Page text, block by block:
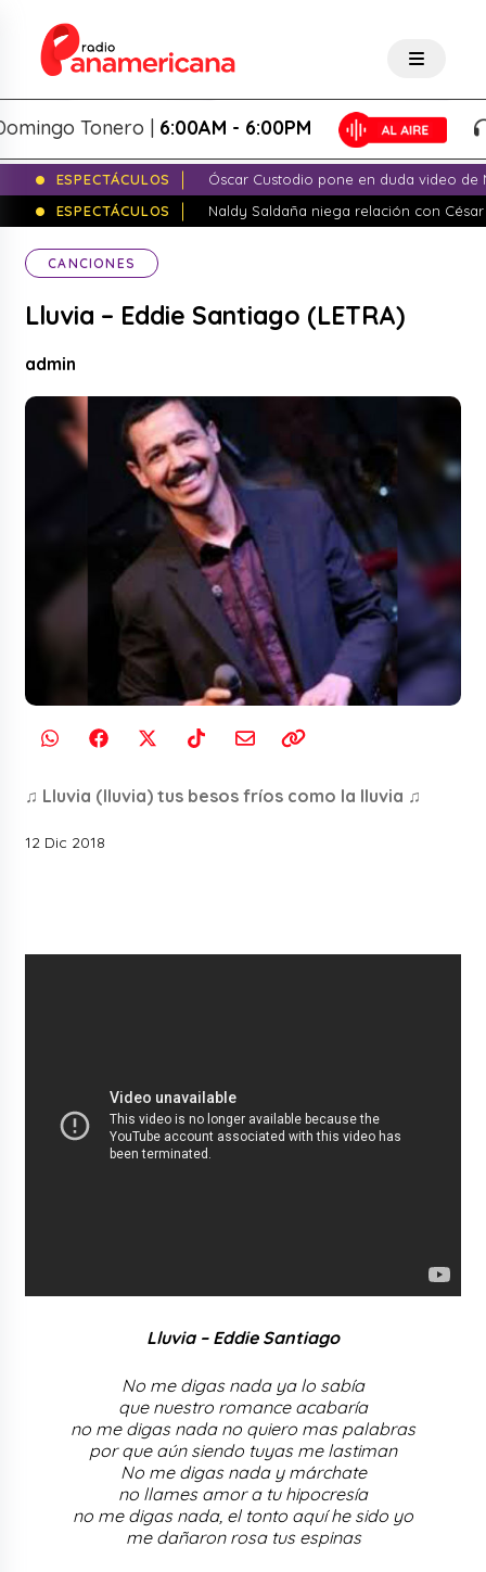
Tonero |6:00AM - 6:00PM
ESPECTÁCULOS
Óscar Custodio pone en duda video de
ESPECTÁCULOS
Naldy Saldaña niega relación con
CANCIONES
Lluvia – Eddie Santiago (LETRA)
admin
♫ Lluvia (lluvia) tus besos fríos como la lluvia ♫
12 Dic 2018
Lluvia – Eddie Santiago
No me digas nada ya lo sabía
que nuestro romance acabaría
no me digas nada no quiero mas palabras
por que aún siendo tuyas me lastiman
No me digas nada y márchate
no llames amor a tu hipocresía
no me digas nada, el tonto aquí he sido yo
me dañaron rosa tus espinas